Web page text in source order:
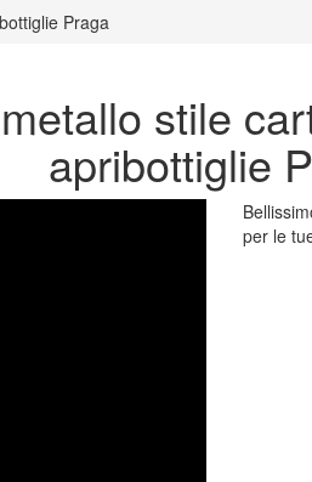
Praga
stile
apribottiglie
per le